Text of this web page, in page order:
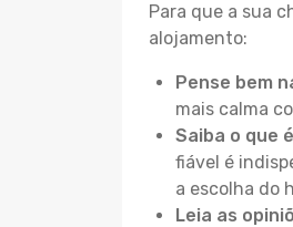
Para que a sua
alojamento:
Pense bem
mais calma
Saiba o que
fiável é
a escolha do
Leia as